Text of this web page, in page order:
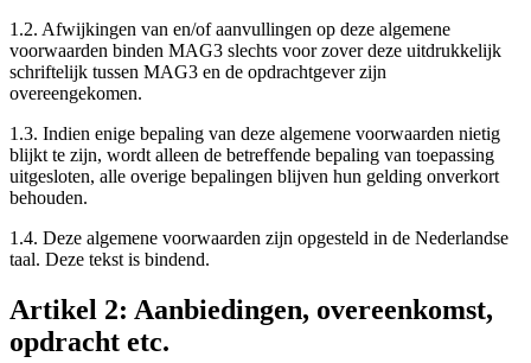
1.2. Afwijkingen van en/of aanvullingen op deze algemene
voorwaarden binden MAG3 slechts voor zover deze uitdrukkelijk
schriftelijk tussen MAG3 en de opdrachtgever zijn
overeengekomen.
1.3. Indien enige bepaling van deze algemene voorwaarden nietig
blijkt te zijn, wordt alleen de betreffende bepaling van toepassing
uitgesloten, alle overige bepalingen blijven hun gelding onverkort
behouden.
1.4. Deze algemene voorwaarden zijn opgesteld in de Nederlandse
taal. Deze tekst is bindend.
Artikel 2: Aanbiedingen, overeenkomst,
opdracht etc.